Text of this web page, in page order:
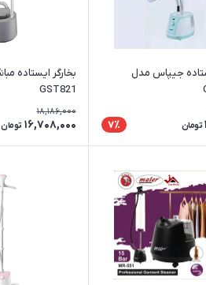
جیپاس مدل
تومان 7٪
GST821
18,186,000
16,708,000 تومان